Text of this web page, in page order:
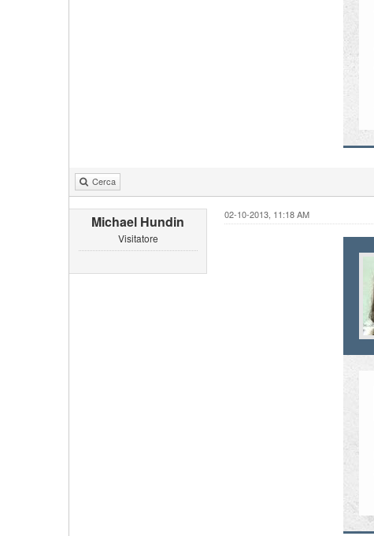
Cerca
Michael Hundin
Visitatore
02-10-2013, 11:18 AM